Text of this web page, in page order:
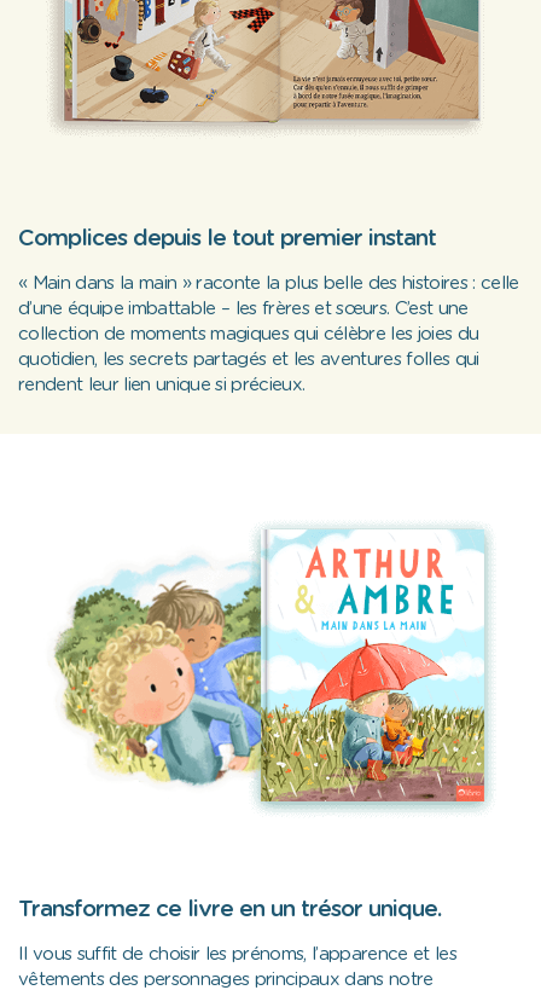
Complices depuis le tout premier instant
« Main dans la main » raconte la plus belle des histoires : celle
d’une équipe imbattable – les frères et sœurs. C’est une
collection de moments magiques qui célèbre les joies du
quotidien, les secrets partagés et les aventures folles qui
rendent leur lien unique si précieux.
Transformez ce livre en un trésor unique.
Il vous suffit de choisir les prénoms, l’apparence et les
vêtements des personnages principaux dans notre